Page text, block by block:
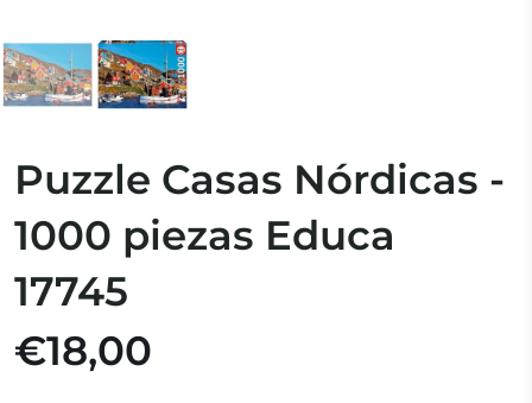
Puzzle Casas Nórdicas -
1000 piezas Educa
17745
€18,00